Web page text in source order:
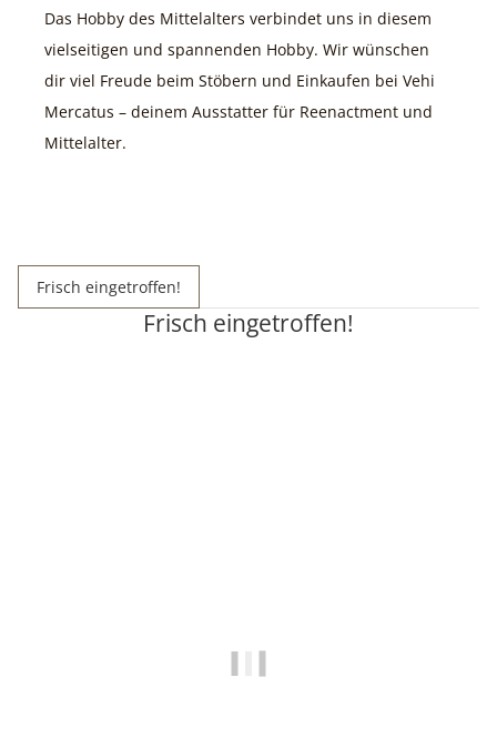
Das Hobby des Mittelalters verbindet uns in diesem
vielseitigen und spannenden Hobby. Wir wünschen
dir viel Freude beim Stöbern und Einkaufen bei Vehi
Mercatus – deinem Ausstatter für Reenactment und
Mittelalter.
Frisch eingetroffen!
Frisch eingetroffen!